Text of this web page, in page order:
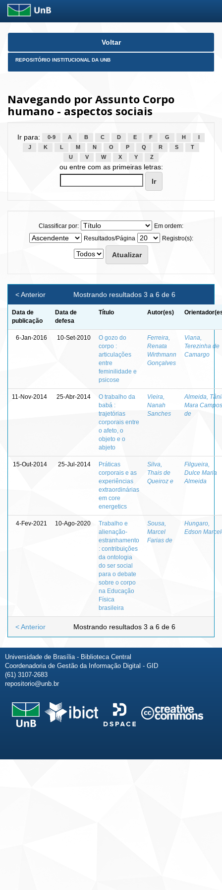
Skip
Voltar
REPOSITÓRIO INSTITUCIONAL DA UNB
Navegando por Assunto Corpo
humano - aspectos sociais
Ir para: 0-9 A B C D E F G H
J
K L M N O P Q R S
T
U
V W X Y Z
ou entre com as primeiras letras:
Classificar por:
Em ordem:
Resultados/Página
Registro(s):
Mostrando resultados 3 a 6 de 6
< Anterior
Data de
publicação
Data de
defesa
Título Autor(es)
6-Jan-2016 10-Set-2010
O gozo do
corpo :
articulações
entre
feminilidade e
psicose
Ferreira,
Renata
Wirthmann
Gonçalves
Viana,
Terezinha de
Camargo
11-Nov-2014 25-Abr-2014
O trabalho da
babá :
trajetórias
corporais entre
o afeto, o
objeto e o
abjeto
Vieira,
Nanah
Sanches
Almeida,
Mara Campos
de
15-Out-2014 25-Jul-2014
Práticas
corporais e as
experiências
extraordinárias
em core
energetics
Silva,
Thais de
Queiroz e
Filgueira,
Dulce Maria
Almeida
4-Fev-2021 10-Ago-2020
Trabalho e
alienação-
estranhamento
: contribuições
da ontologia
do ser social
para o debate
sobre o corpo
na Educação
Física
brasileira
Sousa,
Marcel
Farias de
Hungaro,
Edson
Mostrando resultados 3 a 6 de 6
< Anterior
Universidade de Brasília - Biblioteca Central
Coordenadoria de Gestão da Informação Digital - GID
(61) 3107-2683
repositorio@unb.br